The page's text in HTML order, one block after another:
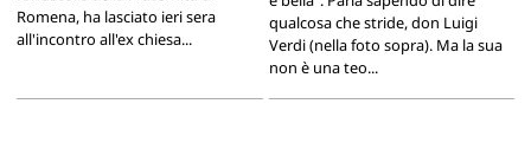
Romena, ha lasciato ieri sera
all'incontro all'ex chiesa...
qualcosa che stride, don Luigi
Verdi (nella foto sopra). Ma la sua
non è una teo...